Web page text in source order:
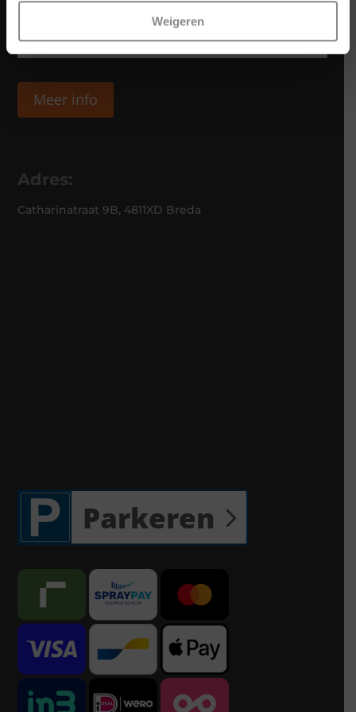
Weigeren
Meer info
Adres:
Catharinatraat 9B, 4811XD Breda
Parkeren